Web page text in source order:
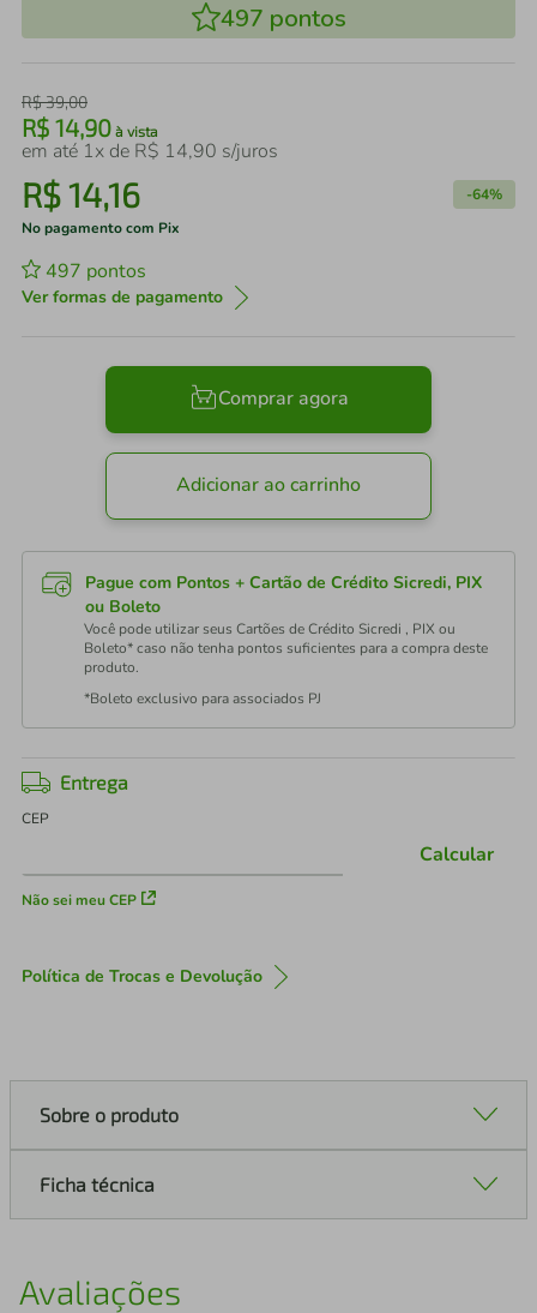
497 pontos
R$39,00
R$ 14,90 à vista
em até 1x de R$ 14,90 s/juros
R$14,16 -64%
No pagamento com Pix
497 pontos
Ver formas de pagamento
Comprar agora
Adicionar ao carrinho
Pague com Pontos + Cartão de Crédito Sicredi, PIX
ou Boleto
Você pode utilizar seus Cartões de Crédito Sicredi , PIX ou
Boleto* caso não tenha pontos suficientes para a compra deste
produto.
*Boleto exclusivo para associados PJ
Entrega
CEP
Não sei meu CEP
Calcular
Política de Trocas e Devolução
Sobre o produto
Ficha técnica
Avaliações